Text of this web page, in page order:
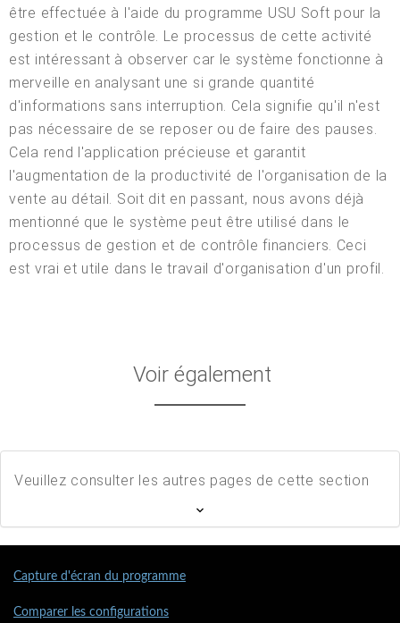
être effectuée à l'aide du programme USU Soft pour la
gestion et le contrôle. Le processus de cette activité
est intéressant à observer car le système fonctionne à
merveille en analysant une si grande quantité
d'informations sans interruption. Cela signifie qu'il n'est
pas nécessaire de se reposer ou de faire des pauses.
Cela rend l'application précieuse et garantit
l'augmentation de la productivité de l'organisation de la
vente au détail. Soit dit en passant, nous avons déjà
mentionné que le système peut être utilisé dans le
processus de gestion et de contrôle financiers. Ceci
est vrai et utile dans le travail d'organisation d'un profil.
Voir également
Veuillez consulter les autres pages de cette section
Capture d'écran du programme
Comparer les configurations